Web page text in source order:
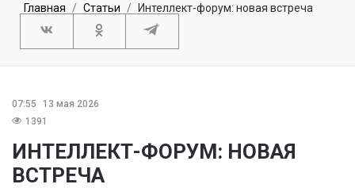
Главная Статьи Интеллект-форум: новая встреча
07:55
13 мая 2026
1391
ИНТЕЛЛЕКТ-ФОРУМ: НОВАЯ
ВСТРЕЧА